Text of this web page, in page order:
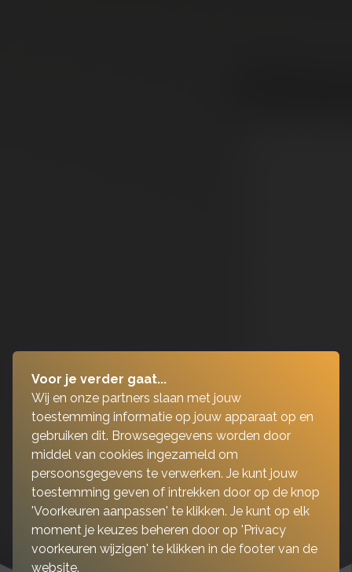
Voor je verder gaat...
Wij en onze partners slaan met jouw
toestemming informatie op jouw apparaat op en
gebruiken dit. Browsegegevens worden door
middel van cookies ingezameld om
persoonsgegevens te verwerken. Je kunt jouw
toestemming geven of intrekken door op de knop
'Voorkeuren aanpassen' te klikken. Je kunt op elk
moment je keuzes beheren door op 'Privacy
voorkeuren wijzigen' te klikken in de footer van de
website.